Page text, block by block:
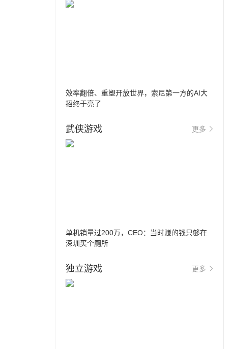
效率翻倍、重塑开放世界，索尼第一方的AI大
招终于亮了
武侠游戏 更多
单机销量过200万，CEO：当时赚的钱只够在
深圳买个厕所
独立游戏 更多